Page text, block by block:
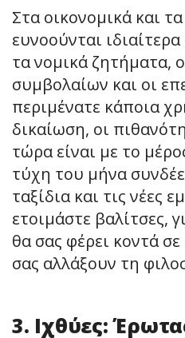
Στα οικονομικά και
ευνοούνται
τα νομικά ζητήματα,
συμβολαίων και οι
περιμένατε κάποια
δικαίωση, οι
τώρα είναι με το
τύχη του μήνα
ταξίδια και τις νέες
ετοιμάστε βαλίτσες,
θα σας φέρει κοντά
σας αλλάξουν τη
3. Ιχθύες: